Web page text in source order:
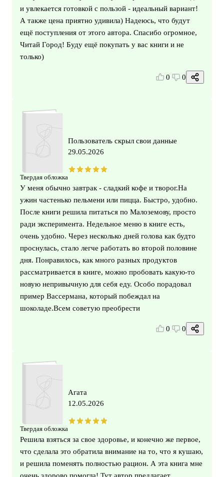
и увлекается готовкой с пользой - идеальный вариант!
А также цена приятно удивила) Надеюсь, что будут
ещё поступления от этого автора. Спасибо огромное,
Читай Город! Буду ещё покупать у вас книги и не
только)
0 0
Твердая обложка
Пользователь скрыл свои данные
29.05.2026
У меня обычно завтрак - сладкий кофе и творог.На
ужин частенько пельмени или пицца. Быстро, удобно.
После книги решила питаться по Малоземову, просто
ради эксперимента. Недельное меню в книге есть,
очень удобно. Через несколько дней голова как будто
проснулась, стало легче работать во второй половине
дня. Понравилось, как много разных продуктов
рассматривается в книге, можно пробовать какую-то
новую непривычную для себя еду. Особо порадовал
пример Вассермана, который побеждал на
шоколаде.Всем советую преобрести
0 0
Твердая обложка
Агата
12.05.2026
Решила взяться за свое здоровье, и конечно же первое,
что сделала это обратила внимание на то, что я кушаю,
и решила поменять полностью рацион. А эта книга мне